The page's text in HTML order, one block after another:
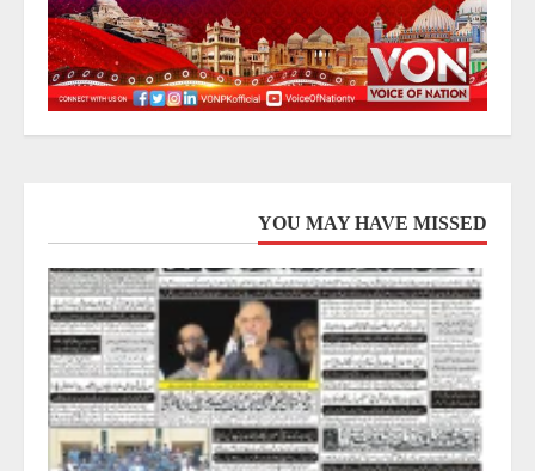
YOU MAY HAVE MISSED